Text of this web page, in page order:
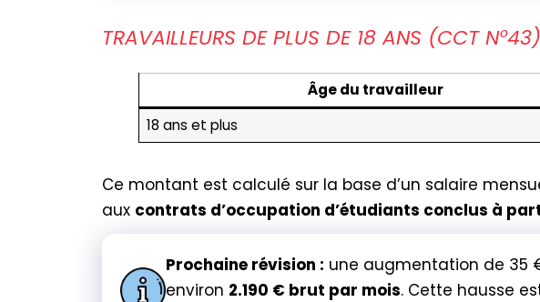
TRAVAILLEURS DE PLUS DE 18 ANS (CCT N°43)
Âge du travailleur
18 ans et plus
Ce montant est calculé sur la base d’un salaire
aux contrats d’occupation d’étudiants conclus à
Prochaine révision : une augmentation de 35
environ 2.190 € brut par mois. Cette hausse